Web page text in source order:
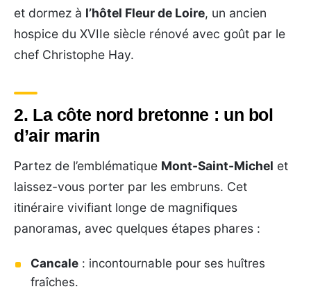
et dormez à l’hôtel Fleur de Loire, un ancien
hospice du XVIIe siècle rénové avec goût par le
chef Christophe Hay.
2. La côte nord bretonne : un bol
d’air marin
Partez de l’emblématique Mont-Saint-Michel et
laissez-vous porter par les embruns. Cet
itinéraire vivifiant longe de magnifiques
panoramas, avec quelques étapes phares :
Cancale : incontournable pour ses huîtres
fraîches.